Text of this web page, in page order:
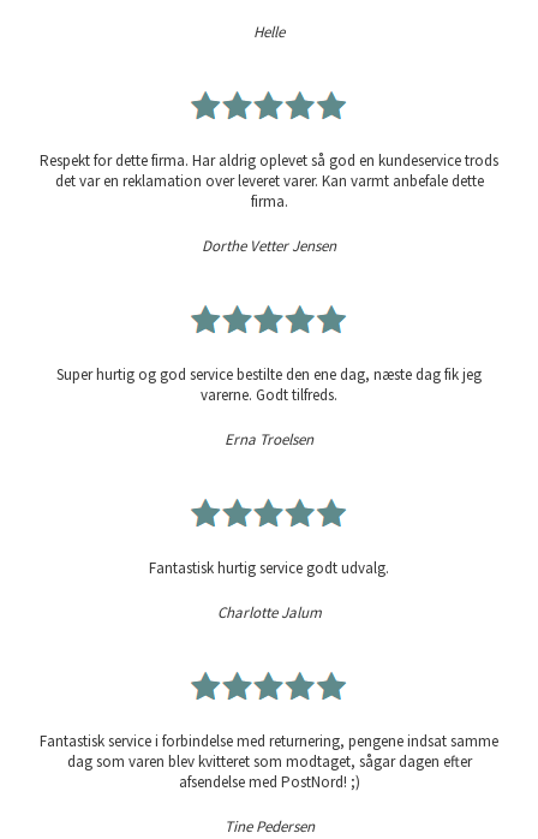
Helle
Respekt for dette firma. Har aldrig oplevet så god en kundeservice trods
det var en reklamation over leveret varer. Kan varmt anbefale dette
firma.
Dorthe Vetter Jensen
Super hurtig og god service bestilte den ene dag, næste dag fik jeg
varerne. Godt tilfreds.
Erna Troelsen
Fantastisk hurtig service godt udvalg.
Charlotte Jalum
Fantastisk service i forbindelse med returnering, pengene indsat samme
dag som varen blev kvitteret som modtaget, sågar dagen efter
afsendelse med PostNord! ;)
Tine Pedersen